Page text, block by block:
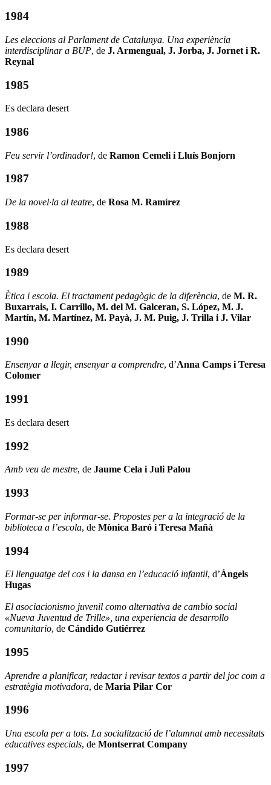
1984
Les eleccions al Parlament de Catalunya. Una experiència
interdisciplinar a BUP, de J. Armengual, J. Jorba, J. Jornet i R.
Reynal
1985
Es declara desert
1986
Feu servir l’ordinador!, de Ramon Cemeli i Lluís Bonjorn
1987
De la novel·la al teatre, de Rosa M. Ramírez
1988
Es declara desert
1989
Ètica i escola. El tractament pedagògic de la diferència, de M. R.
Buxarrais, I. Carrillo, M. del M. Galceran, S. López, M. J.
Martín, M. Martínez, M. Payà, J. M. Puig, J. Trilla i J. Vilar
1990
Ensenyar a llegir, ensenyar a comprendre, d’Anna Camps i Teresa
Colomer
1991
Es declara desert
1992
Amb veu de mestre, de Jaume Cela i Juli Palou
1993
Formar-se per informar-se. Propostes per a la integració de la
biblioteca a l’escola, de Mònica Baró i Teresa Mañà
1994
El llenguatge del cos i la dansa en l’educació infantil, d’Àngels
Hugas
El asociacionismo juvenil como alternativa de cambio social
«Nueva Juventud de Trille», una experiencia de desarrollo
comunitario, de Cándido Gutiérrez
1995
Aprendre a planificar, redactar i revisar textos a partir del joc com a
estratègia motivadora, de Maria Pilar Cor
1996
Una escola per a tots. La socialització de l’alumnat amb necessitats
educatives especials, de Montserrat Company
1997